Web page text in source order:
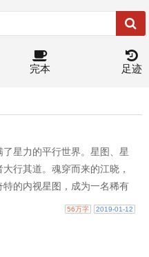
完本 足迹
了星力的平行世界。星图、星
行其道。魂穿而来的江晓，
特的内视星图，成为一名稀有
他本想成为一只快乐的大奶，
始。要从......那一巴掌开始说
56万字 2019-01-12